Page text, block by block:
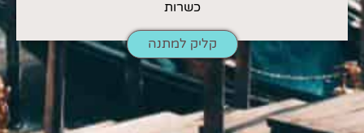
כשרות
קליק למתנה